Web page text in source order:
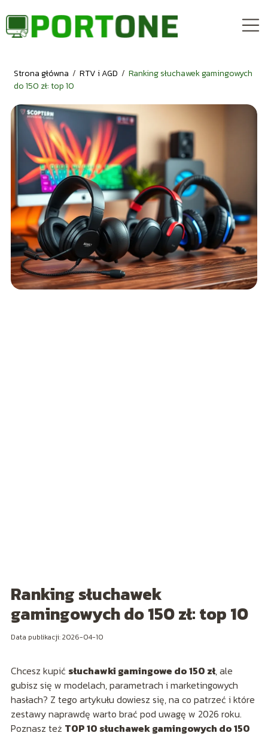
Strona główna / RTV i AGD / Ranking słuchawek gamingowych
do 150 zł: top 10
Ranking słuchawek
gamingowych do 150 zł: top 10
Data publikacji: 2026-04-10
Chcesz kupić słuchawki gamingowe do 150 zł, ale
gubisz się w modelach, parametrach i marketingowych
hasłach? Z tego artykułu dowiesz się, na co patrzeć i które
zestawy naprawdę warto brać pod uwagę w 2026 roku.
Poznasz też TOP 10 słuchawek gamingowych do 150